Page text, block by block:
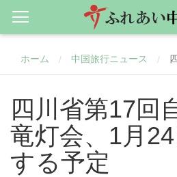
ホーム / 中国旅行ニュース /
四川省第17回
竜灯会、1月
する予定